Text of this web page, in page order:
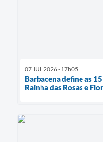
07 JUL 2026 - 17h05
Barbacena define as
Rainha das Rosas e